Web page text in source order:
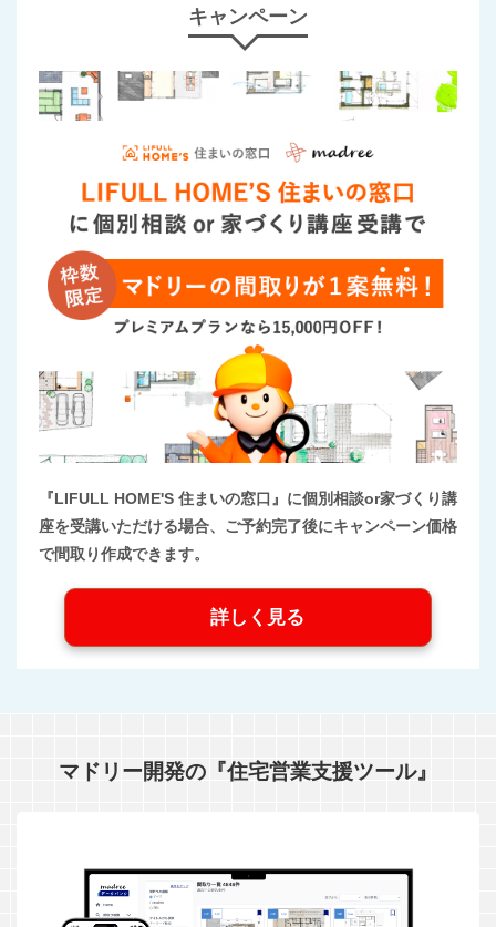
キャンペーン
『LIFULL HOME'S 住まいの窓口』に個別相談or家づくり講
座を受講いただける場合、ご予約完了後にキャンペーン価格
で間取り作成できます。
詳しく見る
マドリー開発の『住宅営業支援ツール』